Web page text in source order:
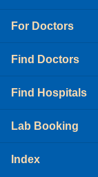
For Doctors
Find Doctors
Find Hospitals
Lab Booking
Index